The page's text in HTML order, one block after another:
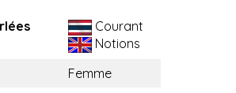
Courant
Notions
Femme